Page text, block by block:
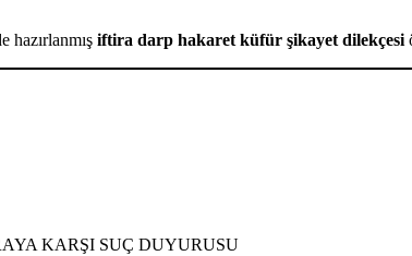
hazırlanmış iftira darp hakaret küfür şikayet dilekçesi
KARŞI SUÇ DUYURUSU